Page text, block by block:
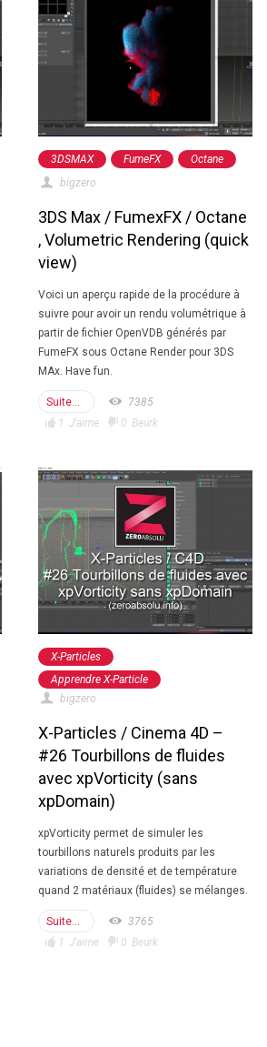
3DSMAX FumeFX
Octane
bigzero
3DS Max / FumexFX / Octane
, Volumetric Rendering (quick
view)
Voici un aperçu rapide de la procédure à
suivre pour avoir un rendu volumétrique à
partir de fichier OpenVDB générés par
FumeFX sous Octane Render pour 3DS
MAx. Have fun.
Suite...
7385
1 J'aime 0 Beurk
X-Particles
Apprendre X-Particle
bigzero
X-Particles / Cinema 4D –
#26 Tourbillons de fluides
avec xpVorticity (sans
xpDomain)
xpVorticity permet de simuler les
tourbillons naturels produits par les
variations de densité et de température
quand 2 matériaux (fluides) se mélanges.
Suite...
3765
1 J'aime 0 Beurk